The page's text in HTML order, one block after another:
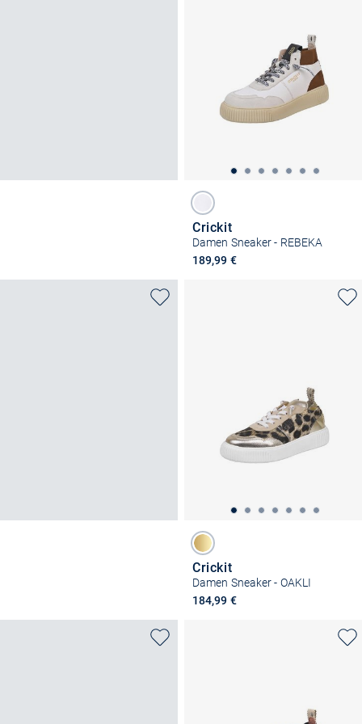
Crickit
Damen Sneaker - REBEKA
189,99 €
Crickit
Damen Sneaker - OAKLI
184,99 €